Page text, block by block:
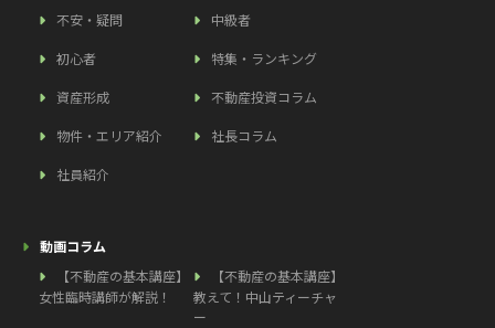
不安・疑問 中級者
初心者 特集・ランキング
資産形成 不動産投資コラム
物件・エリア紹介 社長コラム
社員紹介
動画コラム
【不動産の基本講座】
女性臨時講師が解説！
【不動産の基本講座】
教えて！中山ティーチャ
ー